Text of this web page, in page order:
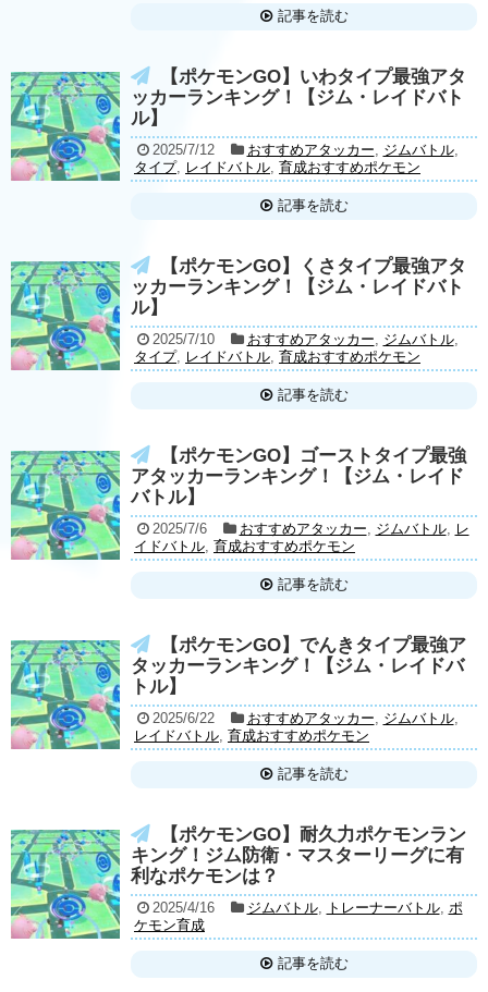
記事を読む
【ポケモンGO】いわタイプ最強アタ
ッカーランキング！【ジム・レイドバト
ル】
2025/7/12 おすすめアタッカー, ジムバトル,
タイプ, レイドバトル, 育成おすすめポケモン
記事を読む
【ポケモンGO】くさタイプ最強アタ
ッカーランキング！【ジム・レイドバト
ル】
2025/7/10 おすすめアタッカー, ジムバトル,
タイプ, レイドバトル, 育成おすすめポケモン
記事を読む
【ポケモンGO】ゴーストタイプ最強
アタッカーランキング！【ジム・レイド
バトル】
2025/7/6 おすすめアタッカー, ジムバトル, レ
イドバトル, 育成おすすめポケモン
記事を読む
【ポケモンGO】でんきタイプ最強ア
タッカーランキング！【ジム・レイドバ
トル】
2025/6/22 おすすめアタッカー, ジムバトル,
レイドバトル, 育成おすすめポケモン
記事を読む
【ポケモンGO】耐久力ポケモンラン
キング！ジム防衛・マスターリーグに有
利なポケモンは？
2025/4/16 ジムバトル, トレーナーバトル, ポ
ケモン育成
記事を読む